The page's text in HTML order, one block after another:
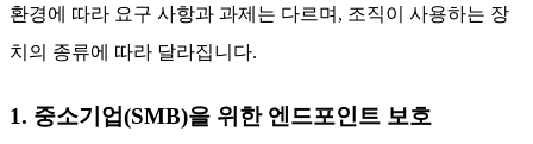
환경에 따라 요구 사항과 과제는 다르며, 조직이 사용하는 장
치의 종류에 따라 달라집니다.
1. 중소기업(SMB)을 위한 엔드포인트 보호